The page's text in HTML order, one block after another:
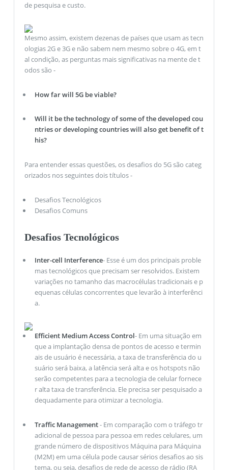
de pesquisa e custo.
Mesmo assim, existem dezenas de países que usam as tecn
ologias 2G e 3G e não sabem nem mesmo sobre o 4G, em t
al condição, as perguntas mais significativas na mente de t
odos são -
How far will 5G be viable?
Will it be the technology of some of the developed cou
ntries or developing countries will also get benefit of t
his?
Para entender essas questões, os desafios do 5G são categ
orizados nos seguintes dois títulos -
Desafios Tecnológicos
Desafios Comuns
Desafios Tecnológicos
Inter-cell Interference- Esse é um dos principais proble
mas tecnológicos que precisam ser resolvidos. Existem
variações no tamanho das macrocélulas tradicionais e p
equenas células concorrentes que levarão à interferênci
a.
Efficient Medium Access Control- Em uma situação em
que a implantação densa de pontos de acesso e termin
ais de usuário é necessária, a taxa de transferência do u
suário será baixa, a latência será alta e os hotspots não
serão competentes para a tecnologia de celular fornece
r alta taxa de transferência. Ele precisa ser pesquisado a
dequadamente para otimizar a tecnologia.
Traffic Management- Em comparação com o tráfego tr
adicional de pessoa para pessoa em redes celulares, um
grande número de dispositivos Máquina para Máquina
(M2M) em uma célula pode causar sérios desafios ao sis
tema, ou seja, desafios de rede de acesso de rádio (RA